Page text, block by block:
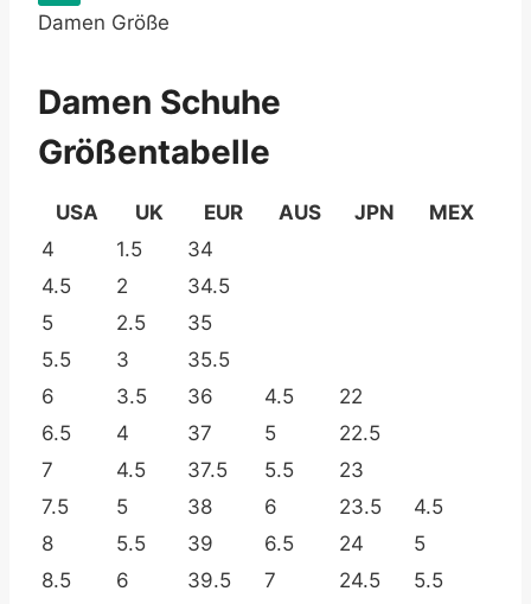
Damen Größe
Damen Schuhe
Größentabelle
USA UK EUR AUS JPN
MEX
4
1.5
34
4.5
2
34.5
5
2.5
35
5.5
3
35.5
6
3.5 36 4.5
22
6.5
4 37 5
22.5
7
4.5 37.5 5.5
23
7.5
5 38 6 23.5
4.5
8
5.5 39 6.5 24
5
8.5
6 39.5 7 24.5
5.5